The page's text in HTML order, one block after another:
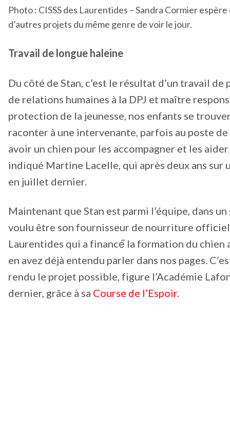
Photo : CISSS des Laurentides – Sandra Cormier
d’autres projets du même genre de voir le jour.
Travail de longue haleine
Du côté de Stan, c’est le résultat d’un travail
de relations humaines à la DPJ et maître
protection de la jeunesse, nos enfants se
raconter à une intervenante, parfois au poste
avoir un chien pour les accompagner et les
indiqué Martine Lacelle, qui après deux ans sur
en juillet dernier.
Maintenant que Stan est parmi l’équipe, dans
voulu être son fournisseur de nourriture
Laurentides qui a financé́ la formation du chien
en avez déjà entendu parler dans nos pages.
rendu le projet possible, figure l’Académie
dernier, grâce à sa Course de l’Espoir.